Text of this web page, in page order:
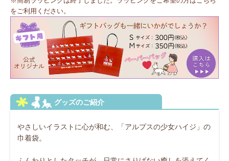
をご利用ください。
やさしいイラストに心が和む、「アルプスの少女ハイジ」の
巾着袋。